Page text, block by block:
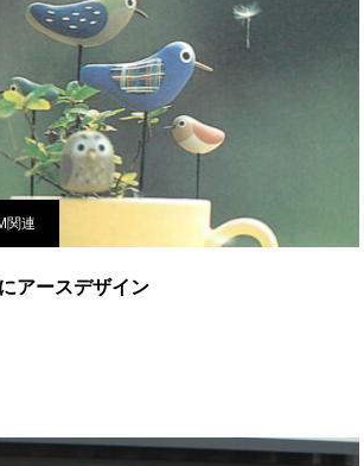
関連
アースデザイン